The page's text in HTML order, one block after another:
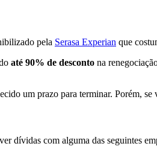
pela Serasa Experian que
até 90% de desconto na
um prazo para terminar. Porém, se
dívidas com alguma das seguintes